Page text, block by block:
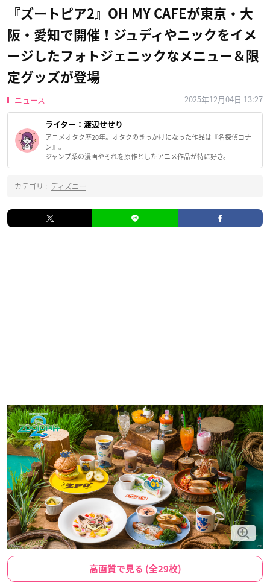
『ズートピア2』OH MY CAFEが東京・大
阪・愛知で開催！ジュディやニックをイメ
ージしたフォトジェニックなメニュー＆限
定グッズが登場
ニュース 2025年12月04日 13:27
ライター： 渡辺せせり
アニメオタク歴20年。オタクのきっかけになった作品は『名探偵コナ
ン』。
ジャンプ系の漫画やそれを原作としたアニメ作品が特に好き。
カテゴリ : ディズニー
高画質で見る (全29枚)